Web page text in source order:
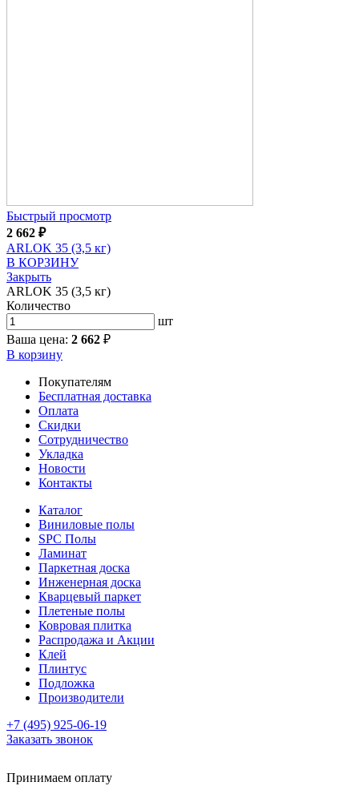
Быстрый просмотр
2 662 ₽
ARLOK 35 (3,5 кг)
В КОРЗИНУ
Закрыть
ARLOK 35 (3,5 кг)
Количество
шт
Ваша цена: 2 662 ₽
В корзину
Покупателям
Бесплатная доставка
Оплата
Скидки
Сотрудничество
Укладка
Новости
Контакты
Каталог
Виниловые полы
SPC Полы
Ламинат
Паркетная доска
Инженерная доска
Кварцевый паркет
Плетеные полы
Ковровая плитка
Распродажа и Акции
Клей
Плинтус
Подложка
Производители
+7 (495) 925-06-19
Заказать звонок
Принимаем оплату